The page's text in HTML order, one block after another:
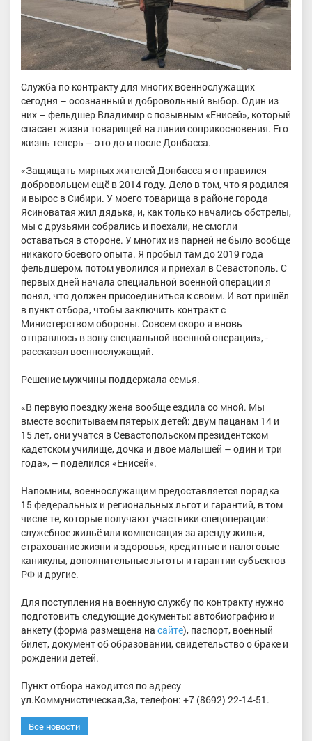
Служба по контракту для многих военнослужащих
сегодня – осознанный и добровольный выбор. Один из
них – фельдшер Владимир с позывным «Енисей», который
спасает жизни товарищей на линии соприкосновения. Его
жизнь теперь – это до и после Донбасса.
«Защищать мирных жителей Донбасса я отправился
добровольцем ещё в 2014 году. Дело в том, что я родился
и вырос в Сибири. У моего товарища в районе города
Ясиноватая жил дядька, и, как только начались обстрелы,
мы с друзьями собрались и поехали, не смогли
оставаться в стороне. У многих из парней не было вообще
никакого боевого опыта. Я пробыл там до 2019 года
фельдшером, потом уволился и приехал в Севастополь. С
первых дней начала специальной военной операции я
понял, что должен присоединиться к своим. И вот пришёл
в пункт отбора, чтобы заключить контракт с
Министерством обороны. Совсем скоро я вновь
отправлюсь в зону специальной военной операции», -
рассказал военнослужащий.
Решение мужчины поддержала семья.
«В первую поездку жена вообще ездила со мной. Мы
вместе воспитываем пятерых детей: двум пацанам 14 и
15 лет, они учатся в Севастопольском президентском
кадетском училище, дочка и двое малышей – один и три
года», – поделился «Енисей».
Напомним, военнослужащим предоставляется порядка
15 федеральных и региональных льгот и гарантий, в том
числе те, которые получают участники спецоперации:
служебное жильё или компенсация за аренду жилья,
страхование жизни и здоровья, кредитные и налоговые
каникулы, дополнительные льготы и гарантии субъектов
РФ и другие.
Для поступления на военную службу по контракту нужно
подготовить следующие документы: автобиографию и
анкету (форма размещена на сайте), паспорт, военный
билет, документ об образовании, свидетельство о браке и
рождении детей.
Пункт отбора находится по адресу
ул.Коммунистическая,3а, телефон: +7 (8692) 22-14-51.
Все новости